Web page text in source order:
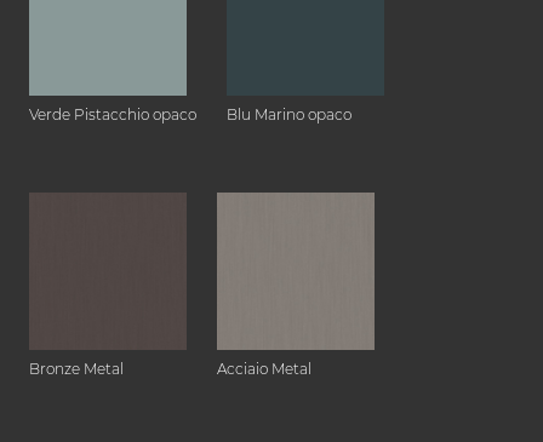
Verde Pistacchio opaco Blu Marino opaco
Bronze Metal Acciaio Metal